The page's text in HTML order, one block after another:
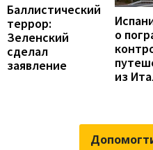
Баллистический
террор:
Зеленский
сделал
заявление
о
из